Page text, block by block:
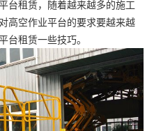
台租赁， 随着越来越多的施工
高空作业平台的要求要越来越
台租赁一些技巧。